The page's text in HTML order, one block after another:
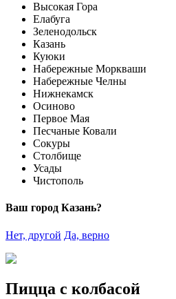
Высокая Гора
Елабуга
Зеленодольск
Казань
Куюки
Набережные Моркваши
Набережные Челны
Нижнекамск
Осиново
Первое Мая
Песчаные Ковали
Сокуры
Столбище
Усады
Чистополь
Ваш город Казань?
Нет, другой Да, верно
Пицца с колбасой